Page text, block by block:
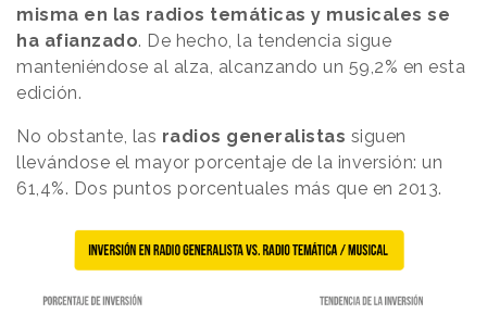
misma en las radios temáticas y musicales se
ha afianzado. De hecho, la tendencia sigue
manteniéndose al alza, alcanzando un 59,2% en esta
edición.
No obstante, las radios generalistas siguen
llevándose el mayor porcentaje de la inversión: un
61,4%. Dos puntos porcentuales más que en 2013.